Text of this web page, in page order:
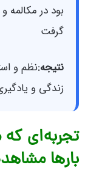
بود در مکالمه
گرفت
نتیجه:نظم و
زندگی و
تجربه‌ای
بارها